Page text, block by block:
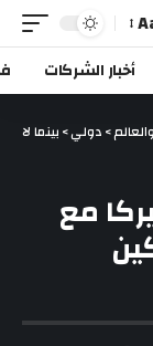
أخبار الشركات
>دولي>بينما لا
مع